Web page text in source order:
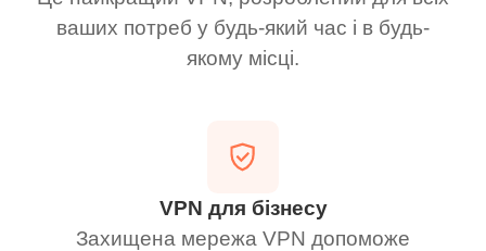
ваших потреб у будь-який час і в будь-
якому місці.
VPN для бізнесу
Захищена мережа VPN допоможе